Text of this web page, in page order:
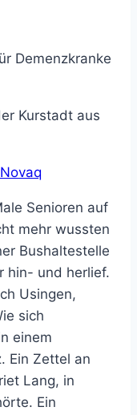
Demenzkranke
Kurstadt aus
Senioren auf
mehr wussten
Bushaltestelle
hin- und herlief.
Usingen,
sich
einem
Ein Zettel an
Lang, in
Ein